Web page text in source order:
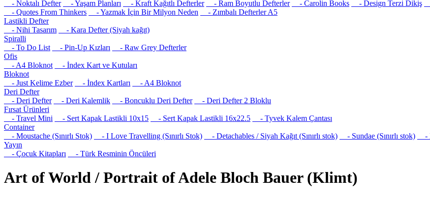
- Noktalı Defter
- Yaşam Planları - Kraft Kağıtlı Defterler - Ram Boyutlu Defterler - Carolin Books - Design Terzi Dikiş
- Quotes From Thinkers
- Yazmak İçin Bir Milyon Neden
- Zımbalı Defterler A5
Lastikli Defter
- Nihi Tasarım
- Kara Defter (Siyah kağıt)
Spiralli
- To Do List
- Pin-Up Kızları
- Raw Grey Defterler
Ofis
- A4 Bloknot
- İndex Kart ve Kutuları
Bloknot
- Just Kelime Ezber
- İndex Kartları
- A4 Bloknot
Deri Defter
- Deri Defter
- Deri Kalemlik - Boncuklu Deri Defter
- Deri Defter 2 Bloklu
Fırsat Ürünleri
- Travel Mini
- Sert Kapak Lastikli 10x15 - Sert Kapak Lastikli 16x22.5
- Tyvek Kalem Çantası
Container
- Moustache (Sınırlı Stok)
- I Love Travelling (Sınırlı Stok) - Detachables / Siyah Kağıt (Sınırlı stok) - Sundae (Sınırlı stok)
-
Yayın
- Çocuk Kitapları
- Türk Resminin Öncüleri
Art of World / Portrait of Adele Bloch Bauer (Klimt)